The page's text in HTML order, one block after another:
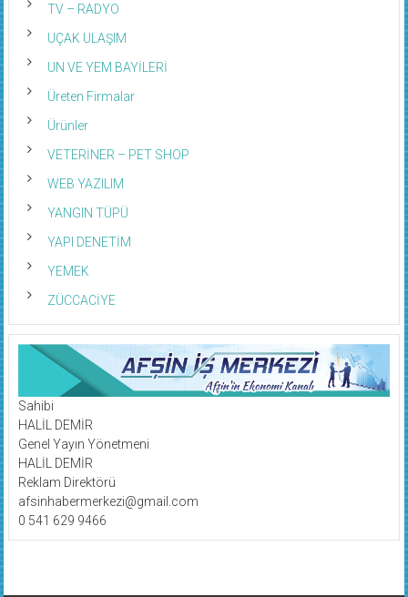
TV – RADYO
UÇAK ULAŞIM
UN VE YEM BAYİLERİ
Üreten Firmalar
Ürünler
VETERİNER – PET SHOP
WEB YAZILIM
YANGIN TÜPÜ
YAPI DENETİM
YEMEK
ZÜCCACİYE
Sahibi
HALİL DEMİR
Genel Yayın Yönetmeni
HALİL DEMİR
Reklam Direktörü
afsinhabermerkezi@gmail.com
0 541 629 9466